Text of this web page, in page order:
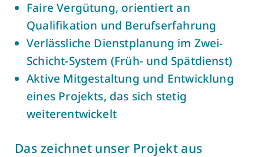
Faire Vergütung, orientiert an
Qualifikation und Berufserfahrung
Verlässliche Dienstplanung im Zwei-
Schicht-System (Früh- und Spätdienst)
Aktive Mitgestaltung und Entwicklung
eines Projekts, das sich stetig
weiterentwickelt
Das zeichnet unser Projekt aus